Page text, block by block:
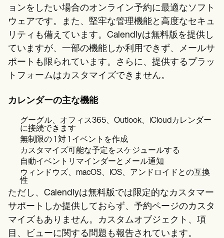
ョンをしたい場合のオンライン予約に最適なソフト
ウェアです。また、堅牢な管理機能と高度なセキュ
リティも備えています。Calendlyは無料版を提供し
ていますが、一部の機能しか利用できず、メールサ
ポートも限られています。さらに、提供するプラッ
トフォームはカスタマイズできません。
カレンダーの主な機能
グーグル、オフィス365、Outlook、iCloudカレンダー
に接続できます
無制限の 1 対 1 イベントを作成
カスタマイズ可能な予定をスケジュールする
自動イベントリマインダーとメール通知
ウィンドウズ、macOS、IOS、アンドロイドとの互換
性
ただし、Calendlyは無料版では限定的なカスタマー
サポートしか提供しておらず、予約ページのカスタ
マイズもありません。カスタムオブジェクト、項
目、ビューに関する問題も報告されています。